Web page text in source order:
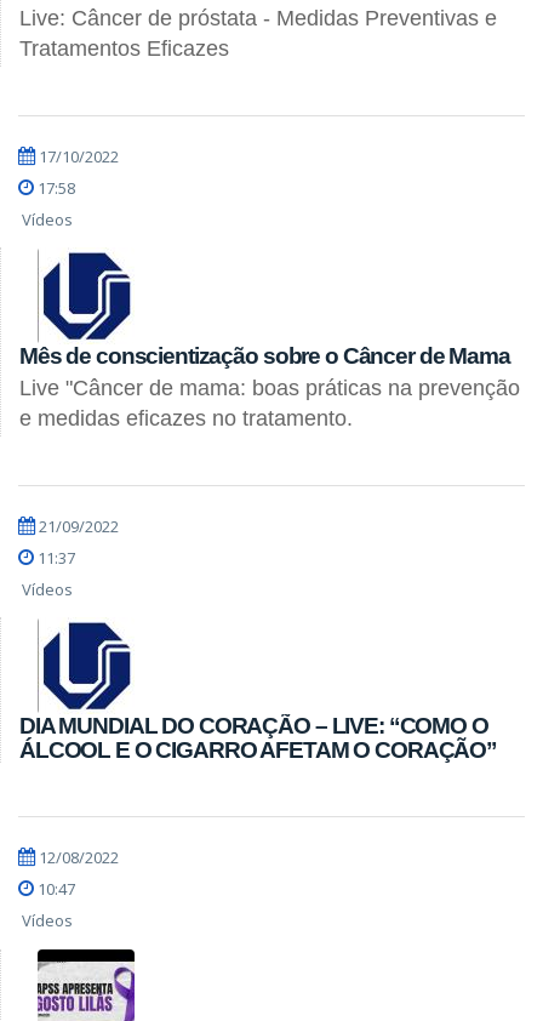
Live: Câncer de próstata - Medidas Preventivas e
Tratamentos Eficazes
17/10/2022
17:58
Vídeos
Mês de conscientização sobre o Câncer de Mama
Live "Câncer de mama: boas práticas na prevenção
e medidas eficazes no tratamento.
21/09/2022
11:37
Vídeos
DIA MUNDIAL DO CORAÇÃO – LIVE: “COMO O
ÁLCOOL E O CIGARRO AFETAM O CORAÇÃO”
12/08/2022
10:47
Vídeos